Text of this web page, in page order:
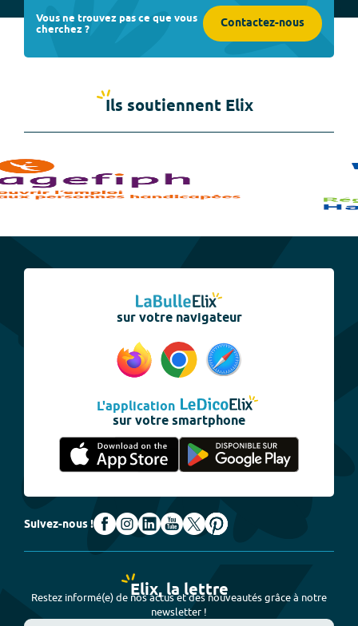
Vous ne trouvez pas ce que vous
cherchez ? Contactez-nous
Ils soutiennent Elix
sur votre navigateur
L'application
sur votre smartphone
Suivez-nous !
Elix, la lettre
Restez informé(e) de nos actus et des nouveautés grâce à notre
newsletter !